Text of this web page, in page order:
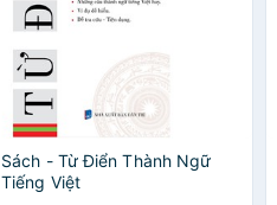
Sách - Từ Điển Thành Ngữ
Tiếng Việt